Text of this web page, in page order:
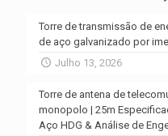
Torre de transmissão de
de aço galvanizado por
Julho 13, 2026
Torre de antena de
monopolo | 25m
Aço HDG & Análise de